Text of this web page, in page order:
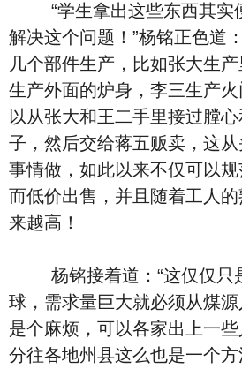
“学生拿出这些东西其实
解决这个问题！”杨铭正色道
几个部件生产，比如张大生
生产外面的炉身，李三生产
以从张大和王二手里接过膛
子，然后交给蒋五贩卖，这
事情做，如此以来不仅可以
而低价出售，并且随着工人
来越高！
杨铭接着道：“这仅仅只
球，需求量巨大就必须从煤
是个麻烦，可以各家出上一
分往各地州县这么也是一个方